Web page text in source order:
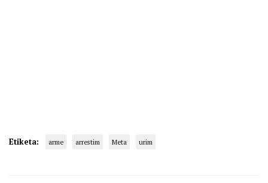
Etiketa: arme arrestim Meta urim